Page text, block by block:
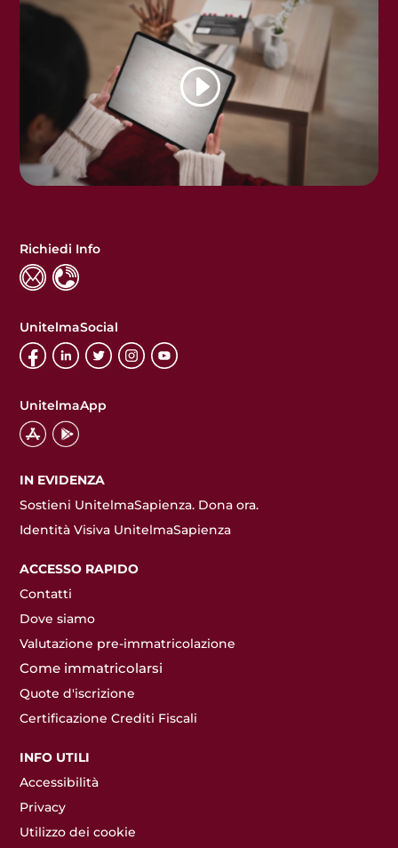
Richiedi Info
UnitelmaSocial
UnitelmaApp
IN EVIDENZA
Sostieni UnitelmaSapienza. Dona ora.
Identità Visiva UnitelmaSapienza
ACCESSO RAPIDO
Contatti
Dove siamo
Valutazione pre-immatricolazione
Come immatricolarsi
Quote d'iscrizione
Certificazione Crediti Fiscali
INFO UTILI
Accessibilità
Privacy
Utilizzo dei cookie